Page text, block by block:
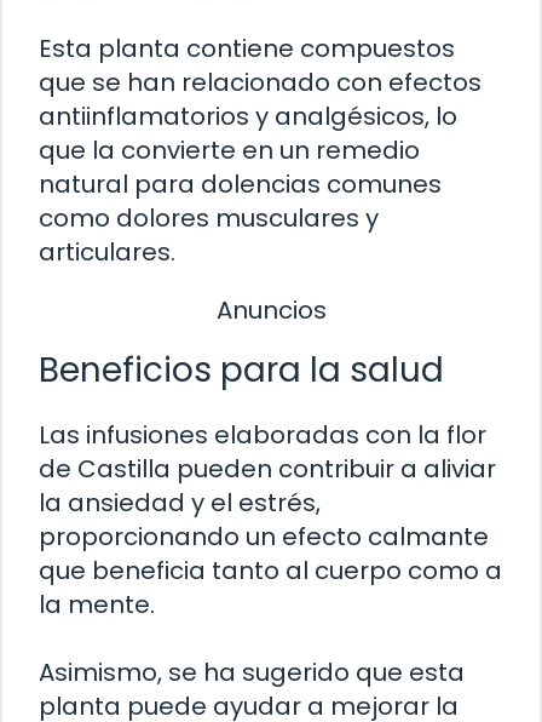
Esta planta contiene compuestos
que se han relacionado con efectos
antiinflamatorios y analgésicos, lo
que la convierte en un remedio
natural para dolencias comunes
como dolores musculares y
articulares.
Anuncios
Beneficios para la salud
Las infusiones elaboradas con la flor
de Castilla pueden contribuir a aliviar
la ansiedad y el estrés,
proporcionando un efecto calmante
que beneficia tanto al cuerpo como a
la mente.
Asimismo, se ha sugerido que esta
planta puede ayudar a mejorar la